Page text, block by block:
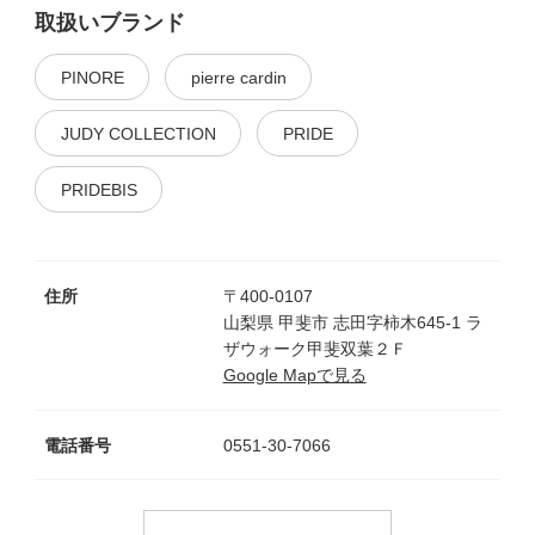
取扱いブランド
PINORE pierre cardin
JUDY COLLECTION PRIDE
PRIDEBIS
住所
〒400-0107
山梨県 甲斐市 志田字柿木645-1 ラ
ザウォーク甲斐双葉２Ｆ
Google Mapで見る
電話番号 0551-30-7066